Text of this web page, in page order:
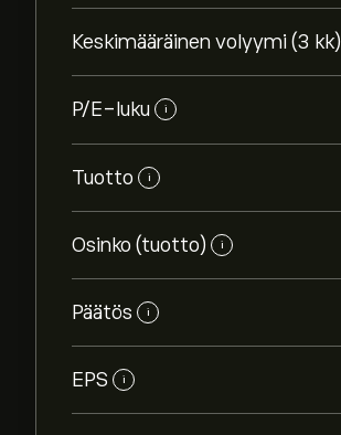
Keskimääräinen volyymi (3 kk)
P/E-luku i
Tuotto i
Osinko (tuotto) i
Päätös i
EPS i